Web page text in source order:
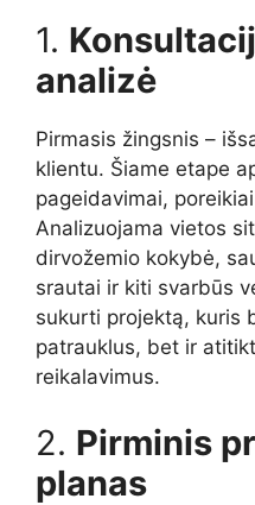
1.
analizė
Pirmasis žingsnis –
klientu. Šiame etape
pageidavimai,
Analizuojama vietos
dirvožemio kokybė,
srautai ir kiti svarbūs
sukurti projektą, kuris
patrauklus, bet ir
reikalavimus.
2. Pirminis
planas